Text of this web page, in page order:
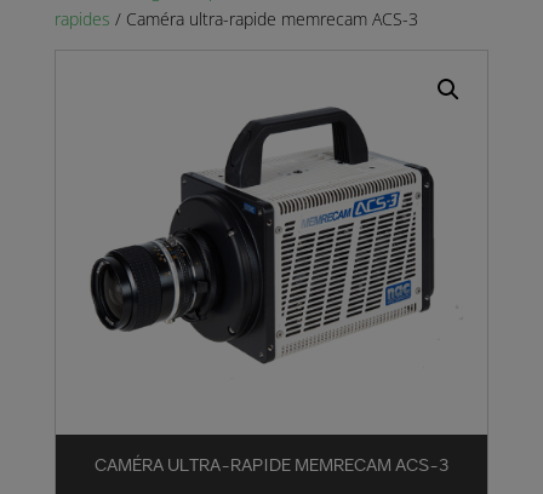
rapides / Caméra ultra-rapide memrecam ACS-3
CAMÉRA ULTRA-RAPIDE MEMRECAM ACS-3